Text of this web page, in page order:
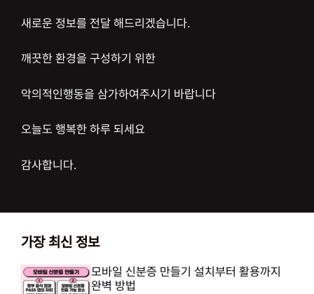
새로운 정보를 전달 해드리겠습니다.
깨끗한 환경을 구성하기 위한
악의적인행동을 삼가하여주시기 바랍니다
오늘도 행복한 하루 되세요
감사합니다.
가장 최신 정보
모바일 신분증 만들기 설치부터 활용까지
완벽 방법